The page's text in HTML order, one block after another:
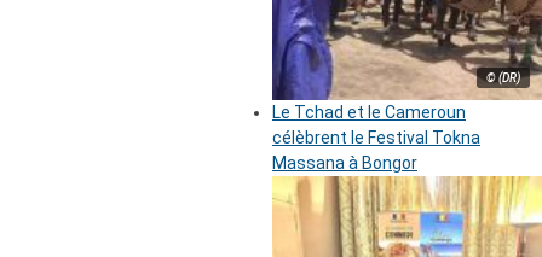
© (DR)
Le Tchad et le Cameroun
célèbrent le Festival Tokna
Massana à Bongor